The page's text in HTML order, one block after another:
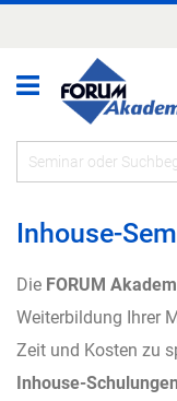
Inhouse-
Die FORUM
Weiterbildung Ihrer
Zeit und Kosten zu
Inhouse-Schulungen